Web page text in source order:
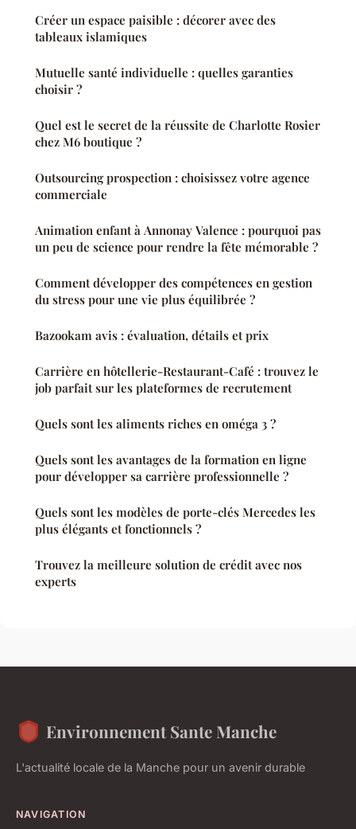
Créer un espace paisible : décorer avec des
tableaux islamiques
Mutuelle santé individuelle : quelles garanties
choisir ?
Quel est le secret de la réussite de Charlotte Rosier
chez M6 boutique ?
Outsourcing prospection : choisissez votre agence
commerciale
Animation enfant à Annonay Valence : pourquoi pas
un peu de science pour rendre la fête mémorable ?
Comment développer des compétences en gestion
du stress pour une vie plus équilibrée ?
Bazookam avis : évaluation, détails et prix
Carrière en hôtellerie-Restaurant-Café : trouvez le
job parfait sur les plateformes de recrutement
Quels sont les aliments riches en oméga 3 ?
Quels sont les avantages de la formation en ligne
pour développer sa carrière professionnelle ?
Quels sont les modèles de porte-clés Mercedes les
plus élégants et fonctionnels ?
Trouvez la meilleure solution de crédit avec nos
experts
Environnement Sante Manche
L'actualité locale de la Manche pour un avenir durable
NAVIGATION